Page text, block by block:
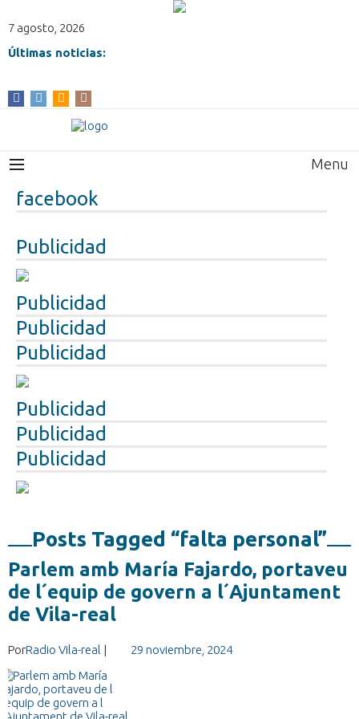
7 agosto, 2026
Últimas noticias:
Menu
facebook
Publicidad
Publicidad
Publicidad
Publicidad
Publicidad
Publicidad
Publicidad
Posts Tagged “falta personal”
Parlem amb María Fajardo, portaveu
de l´equip de govern a l´Ajuntament
de Vila-real
PorRadio Vila-real | 29 noviembre, 2024